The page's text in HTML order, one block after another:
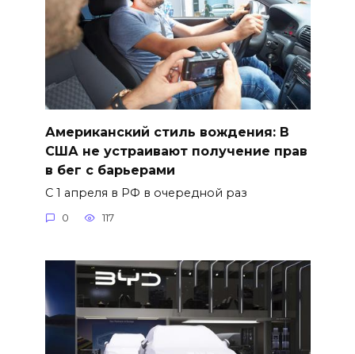
Американский стиль вождения: В
США не устраивают получение прав
в бег с барьерами
С 1 апреля в РФ в очередной раз
0 117